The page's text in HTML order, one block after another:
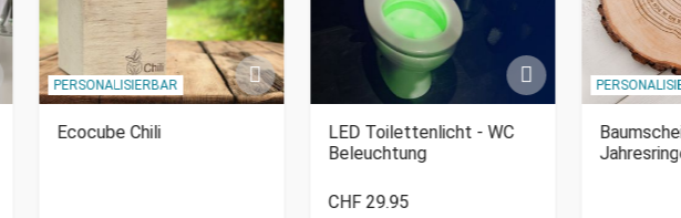
PERSONALISIERBAR
Ecocube Chili
LED Toilettenlicht - WC
Beleuchtung
CHF 29.95